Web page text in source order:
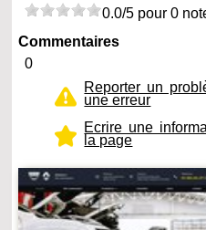
0.0/5 pour 0
Commentaires
0
Reporter un
une erreur
Ecrire une
la page